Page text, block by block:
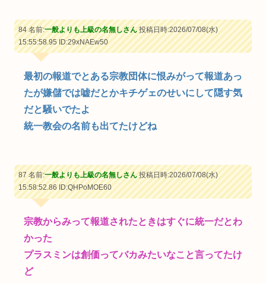
84 名前:一般よりも上級の名無しさん投稿日時:2026/07/08(水)
15:55:58.95ID:29xNAEw50
最初の報道でとある宗教団体に恨みがって報道あっ
たが嫌儲では嘘だとかキチゲェのせいにして隠す気
だと騒いでたよ
統一教会の名前も出てたけどね
87 名前:一般よりも上級の名無しさん投稿日時:2026/07/08(水)
15:58:52.86ID:QHPoMOE60
宗教からみって報道されたときはすぐに統一だとわ
かった
プラスミンは創価ってバカみたいなこと言ってたけ
ど